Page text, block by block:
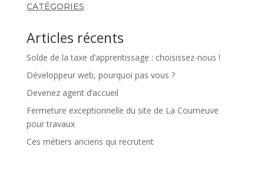
CATÉGORIES
Articles récents
Solde de la taxe d’apprentissage : choisissez-nous !
Développeur web, pourquoi pas vous ?
Devenez agent d’accueil
Fermeture exceptionnelle du site de La Courneuve
pour travaux
Ces métiers anciens qui recrutent